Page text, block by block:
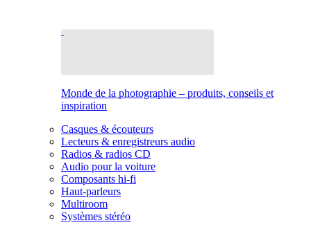
Monde de la photographie – produits, conseils et
inspiration
Casques & écouteurs
Lecteurs & enregistreurs audio
Radios & radios CD
Audio pour la voiture
Composants hi-fi
Haut-parleurs
Multiroom
Systèmes stéréo